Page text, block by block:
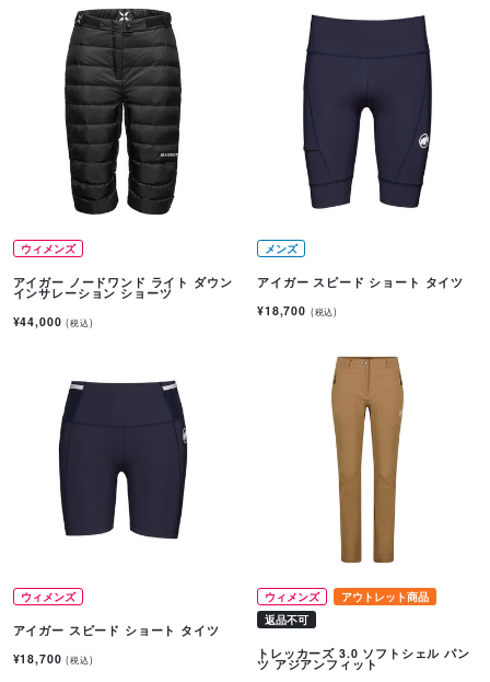
ウィメンズ
アイガー ノードワンド ライト ダウン
インサレーション ショーツ
¥44,000(税込)
メンズ
アイガー スピード ショート タイツ
¥18,700 (税込)
ウィメンズ
アイガー スピード ショート タイツ
¥18,700(税込)
ウィメンズ
アウトレット商品
返品不可
トレッカーズ 3.0 ソフトシェル パン
ツ アジアンフィット